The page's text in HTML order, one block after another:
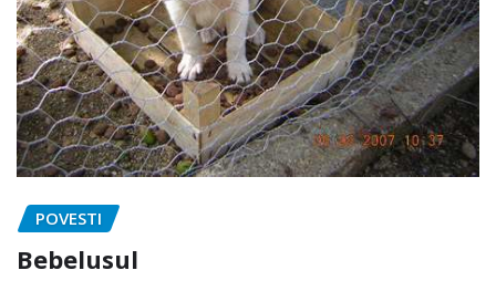
POVESTI
Bebelusul